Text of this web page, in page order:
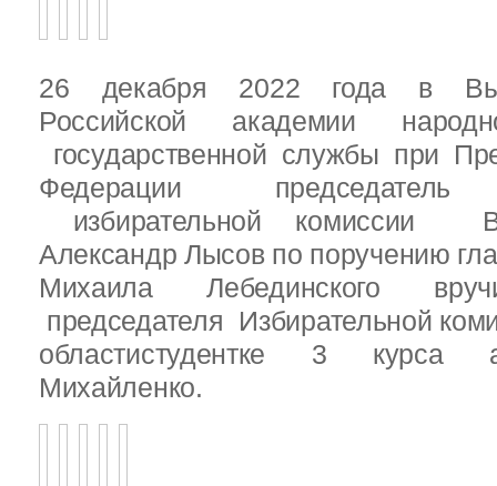
26 декабря 2022 года в
Российской академии
государственной службы при
Федерации председатель
избирательной комиссии
Александр Лысов по поручению
Михаила Лебединского
председателя Избирательной
областистудентке 3 курса
Михайленко.